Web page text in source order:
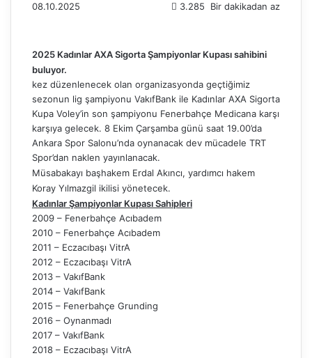
08.10.2025 3.285 Bir dakikadan az
2025 Kadınlar AXA Sigorta Şampiyonlar Kupası sahibini
buluyor.
kez düzenlenecek olan organizasyonda geçtiğimiz
sezonun lig şampiyonu VakıfBank ile Kadınlar AXA Sigorta
Kupa Voley’in son şampiyonu Fenerbahçe Medicana karşı
karşıya gelecek. 8 Ekim Çarşamba günü saat 19.00’da
Ankara Spor Salonu’nda oynanacak dev mücadele TRT
Spor’dan naklen yayınlanacak.
Müsabakayı başhakem Erdal Akıncı, yardımcı hakem
Koray Yılmazgil ikilisi yönetecek.
Kadınlar Şampiyonlar Kupası Sahipleri
2009 – Fenerbahçe Acıbadem
2010 – Fenerbahçe Acıbadem
2011 – Eczacıbaşı VitrA
2012 – Eczacıbaşı VitrA
2013 – VakıfBank
2014 – VakıfBank
2015 – Fenerbahçe Grunding
2016 – Oynanmadı
2017 – VakıfBank
2018 – Eczacıbaşı VitrA